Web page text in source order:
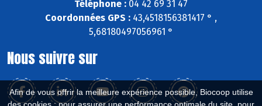
Afin de vous offrir la meilleure expérience possible, Biocoop utilise
Téléphone : 04 42 69 31 47
Coordonnées GPS : 43,4518156381417 ° ,
5,68180497056961 °
Nous suivre sur